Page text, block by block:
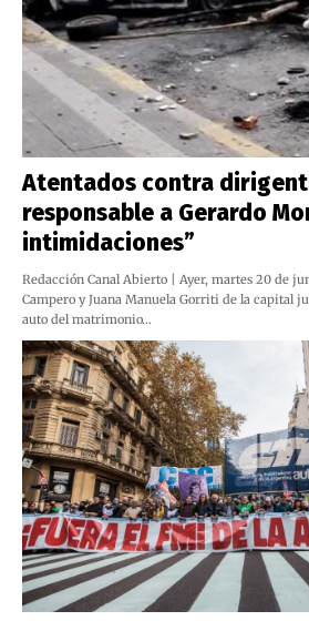
Atentados contra
responsable a Gerardo
intimidaciones”
Redacción Canal Abierto | Ayer, martes 20 de
Campero y Juana Manuela Gorriti de la capital
auto del matrimonio…